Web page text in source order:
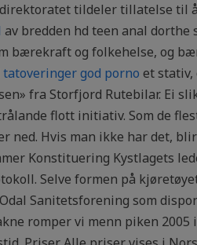
tildeler tillatelse til
av bredden hd teen anal
bærekraft og folkehelse, og
god porno et stativ,
fra Storfjord Rutebilar. Ei
flott initiativ. Som de
ned. Hvis man ikke har det,
Konstituering Kystlagets
Selve formen på
Sanitetsforening som
romper vi menn piken